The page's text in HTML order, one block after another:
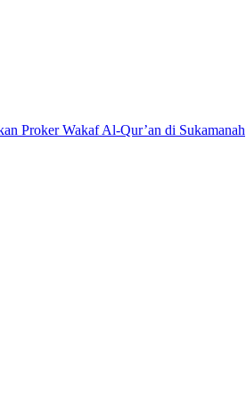
Proker Wakaf Al-Qur’an di Sukamanah